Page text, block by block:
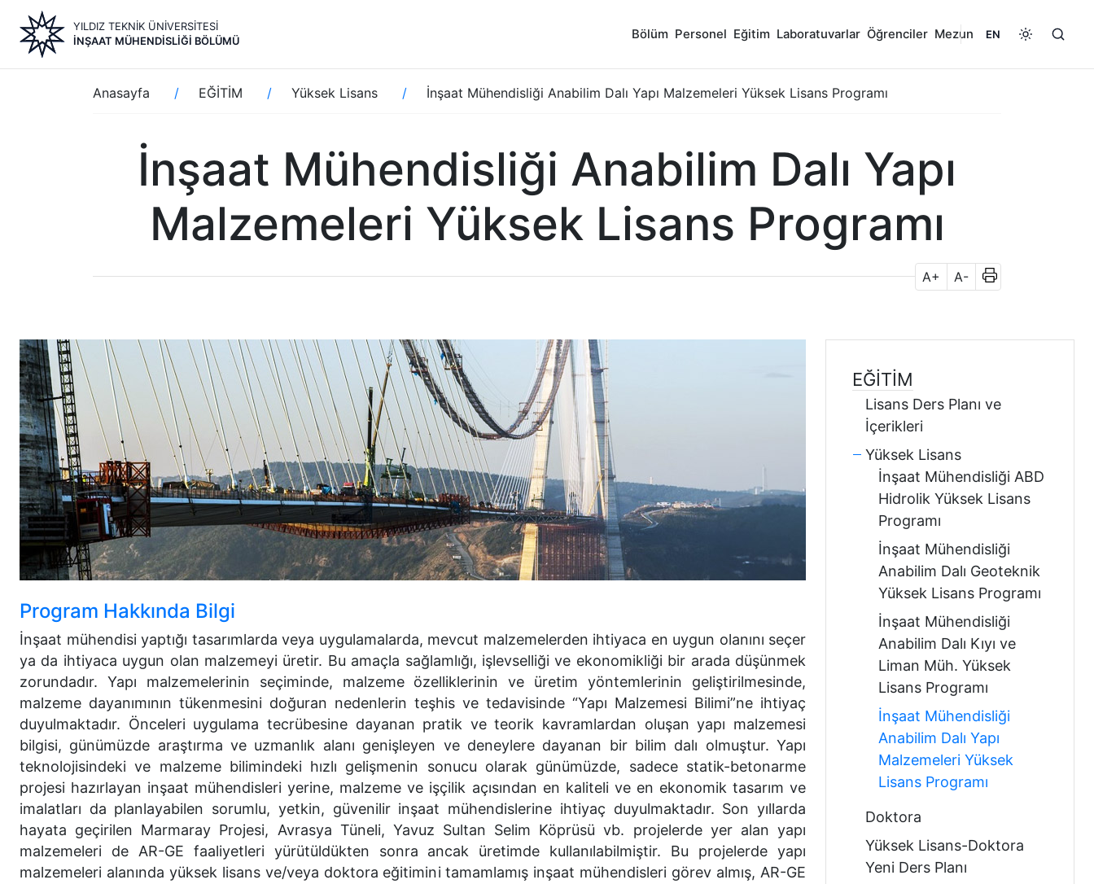
içeriğe
YILDIZ TEKNİK ÜNİVERSİTESİ
İNŞAAT MÜHENDISLIĞI BÖLÜMÜ
Bölüm Personel Eğitim Laboratuvarlar Öğrenciler Mezun EN
Sayfa
yolu
Anasayfa EĞİTİM Yüksek Lisans İnşaat Mühendisliği Anabilim Dalı Yapı Malzemeleri Yüksek Lisans Programı
İnşaat Mühendisliği Anabilim Dalı Yapı
Malzemeleri Yüksek Lisans Programı
A+ A-
Program Hakkında Bilgi
İnşaat mühendisi yaptığı tasarımlarda veya uygulamalarda, mevcut malzemelerden ihtiyaca en uygun olanını seçer
ya da ihtiyaca uygun olan malzemeyi üretir. Bu amaçla sağlamlığı, işlevselliği ve ekonomikliği bir arada düşünmek
zorundadır. Yapı malzemelerinin seçiminde, malzeme özelliklerinin ve üretim yöntemlerinin geliştirilmesinde,
malzeme dayanımının tükenmesini doğuran nedenlerin teşhis ve tedavisinde “Yapı Malzemesi Bilimi”ne ihtiyaç
duyulmaktadır. Önceleri uygulama tecrübesine dayanan pratik ve teorik kavramlardan oluşan yapı malzemesi
bilgisi, günümüzde araştırma ve uzmanlık alanı genişleyen ve deneylere dayanan bir bilim dalı olmuştur. Yapı
teknolojisindeki ve malzeme bilimindeki hızlı gelişmenin sonucu olarak günümüzde, sadece statik-betonarme
projesi hazırlayan inşaat mühendisleri yerine, malzeme ve işçilik açısından en kaliteli ve en ekonomik tasarım ve
imalatları da planlayabilen sorumlu, yetkin, güvenilir inşaat mühendislerine ihtiyaç duyulmaktadır. Son yıllarda
hayata geçirilen Marmaray Projesi, Avrasya Tüneli, Yavuz Sultan Selim Köprüsü vb. projelerde yer alan yapı
malzemeleri de AR-GE faaliyetleri yürütüldükten sonra ancak üretimde kullanılabilmiştir. Bu projelerde yapı
malzemeleri alanında yüksek lisans ve/veya doktora eğitimini tamamlamış inşaat mühendisleri görev almış, AR-GE
EĞITIM
Lisans Ders Planı ve
İçerikleri
Yüksek Lisans
İnşaat Mühendisliği ABD
Hidrolik Yüksek Lisans
Programı
İnşaat Mühendisliği
Anabilim Dalı Geoteknik
Yüksek Lisans Programı
İnşaat Mühendisliği
Anabilim Dalı Kıyı ve
Liman Müh. Yüksek
Lisans Programı
İnşaat Mühendisliği
Anabilim Dalı Yapı
Malzemeleri Yüksek
Lisans Programı
Doktora
Yüksek Lisans-Doktora
Yeni Ders Planı